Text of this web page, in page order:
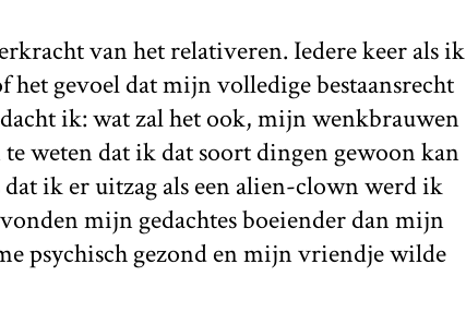
van het relativeren. Iedere keer als ik
gevoel dat mijn volledige bestaansrecht
ik: wat zal het ook, mijn wenkbrauwen
weten dat ik dat soort dingen gewoon kan
ik er uitzag als een alien-clown werd ik
mijn gedachtes boeiender dan mijn
psychisch gezond en mijn vriendje wilde